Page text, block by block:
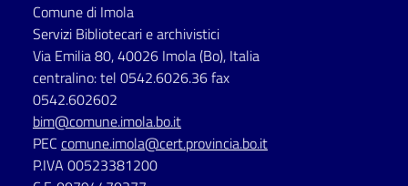
lettura
Seguici
su
Comune di Imola
Servizi Bibliotecari e archivistici
Via Emilia 80, 40026 Imola (Bo), Italia
centralino: tel 0542.6026.36 fax
0542.602602
bim@comune.imola.bo.it
PEC comune.imola@cert.provincia.bo.it
P.IVA 00523381200